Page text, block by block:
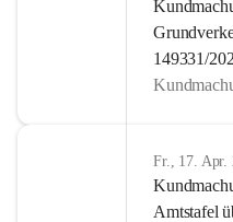
149331/
Fr., 17. Apr.
Amtstafel